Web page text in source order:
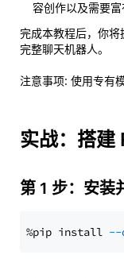
容创作以及需要富
完成本教程后，你
完整聊天机器人。
注意事项: 使用专有
实战：搭建
第 1 步：安装
%pip install --